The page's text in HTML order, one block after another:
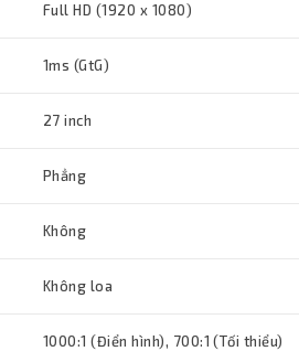
Full HD (1920 x 1080)
1ms (GtG)
27 inch
Phẳng
Không
Không loa
1000:1 (Điển hình), 700:1 (Tối thiểu)